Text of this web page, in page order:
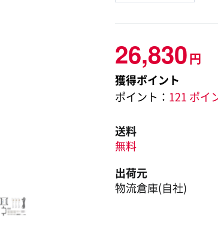
26,830円
獲得ポイント
ポイント： 121 ポイ
送料
無料
出荷元
物流倉庫(自社)